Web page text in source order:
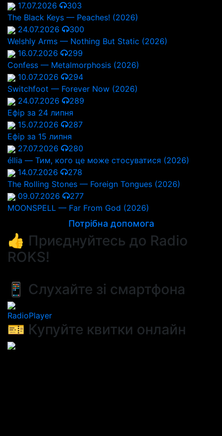
17.07.2026
303
The Black Keys — Peaches! (2026)
24.07.2026
300
Welshly Arms — Nothing But Static (2026)
16.07.2026
299
Confess — Metalmorphosis (2026)
10.07.2026
294
Switchfoot — Forever Now (2026)
24.07.2026
289
Ефір за 24 липня
15.07.2026
287
Ефір за 15 липня
27.07.2026
280
éllia — Тим, кого це може стосуватися (2026)
14.07.2026
278
The Rolling Stones — Foreign Tongues (2026)
09.07.2026
277
MOONSPELL — Far From God (2026)
Потрібна допомога
👍 Приєднуйтесь до Radio
ROKS!
📱 Слухайте зі смартфона
RadioPlayer
🎫 Купуйте квитки онлайн